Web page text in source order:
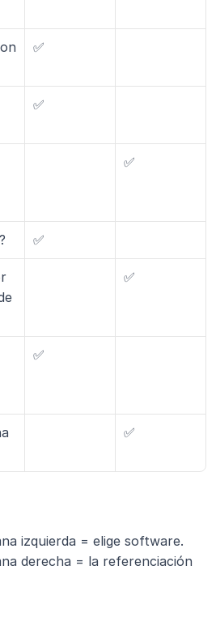
✅
✅
✅
✅
✅
✅
✅
izquierda = elige software.
derecha = la referenciación